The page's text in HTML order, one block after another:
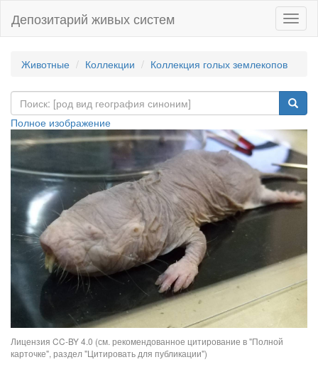
Депозитарий живых систем
Животные Коллекции Коллекция голых землекопов
Полное изображение
Лицензия CC-BY 4.0 (см. рекомендованное цитирование в "Полной
карточке", раздел "Цитировать для публикации")